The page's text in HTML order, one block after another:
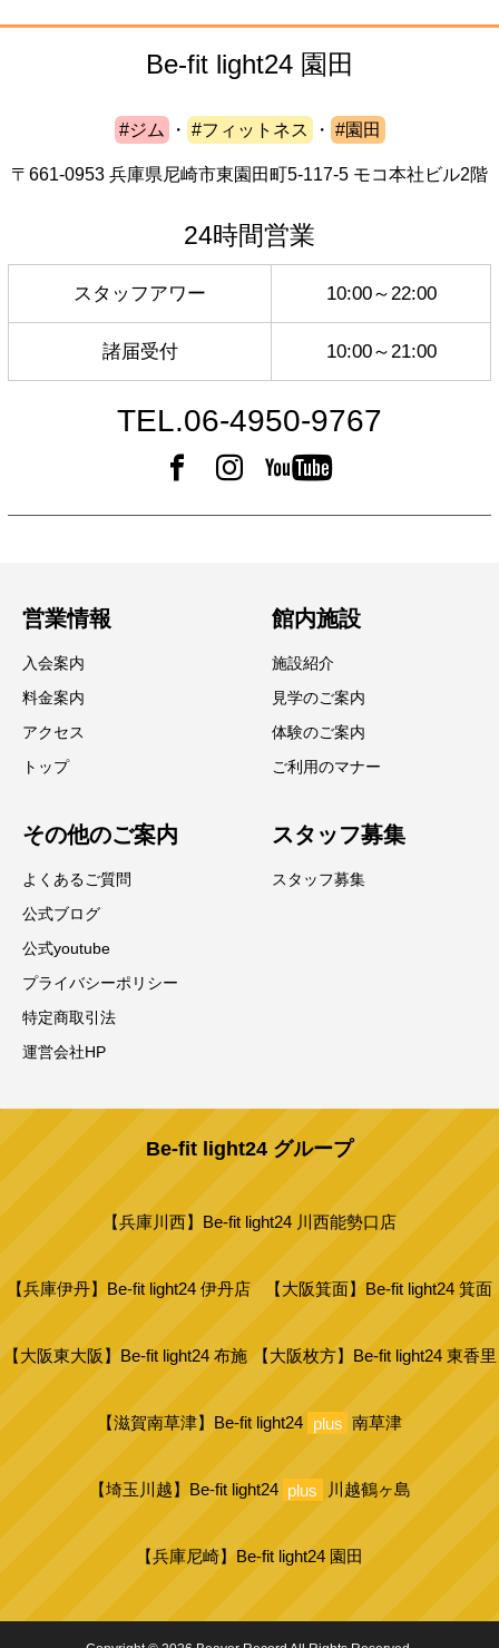
Be-fit light24 園田
#ジム ・ #フィットネス ・ #園田
〒661-0953 兵庫県尼崎市東園田町5-117-5 モコ本社ビル2階
24時間営業
スタッフアワー 10:00～22:00
諸届受付 10:00～21:00
TEL.06-4950-9767
営業情報
入会案内
料金案内
アクセス
トップ
館内施設
施設紹介
見学のご案内
体験のご案内
ご利用のマナー
その他のご案内
よくあるご質問
公式ブログ
公式youtube
プライバシーポリシー
特定商取引法
運営会社HP
スタッフ募集
スタッフ募集
Be-fit light24 グループ
【兵庫川西】Be-fit light24 川西能勢口店
【兵庫伊丹】Be-fit light24 伊丹店 【大阪箕面】Be-fit light24 箕面
【大阪東大阪】Be-fit light24 布施 【大阪枚方】Be-fit light24 東香里
【滋賀南草津】Be-fit light24 plus 南草津
【埼玉川越】Be-fit light24 plus 川越鶴ヶ島
【兵庫尼崎】Be-fit light24 園田